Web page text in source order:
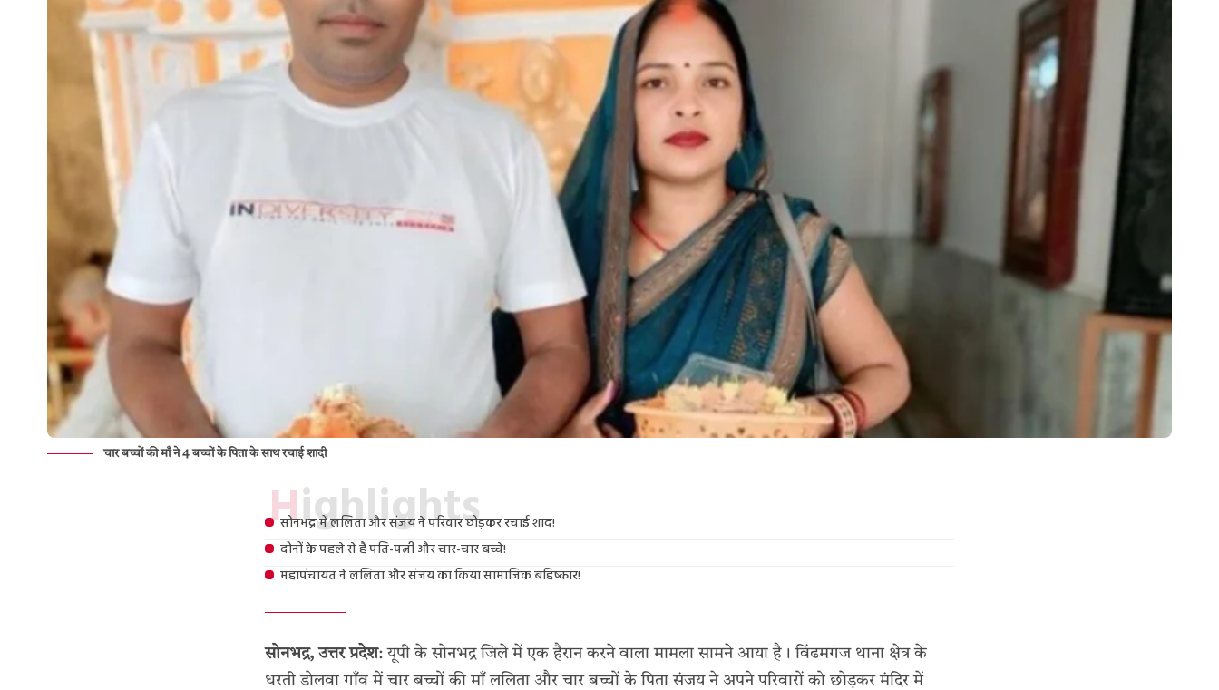
चार बच्चों की माँ ने 4 बच्चों के पिता के साथ रचाई शादी
Highlights
सोनभद्र में ललिता और संजय ने परिवार छोड़कर रचाई शाद!
दोनों के पहले से हैं पति-पत्नी और चार-चार बच्चे!
महापंचायत ने ललिता और संजय का किया सामाजिक बहिष्कार!
सोनभद्र, उत्तर प्रदेश: यूपी के सोनभद्र जिले में एक हैरान करने वाला मामला सामने आया है। विंढमगंज थाना क्षेत्र के
धरती डोलवा गाँव में चार बच्चों की माँ ललिता और चार बच्चों के पिता संजय ने अपने परिवारों को छोड़कर मंदिर में